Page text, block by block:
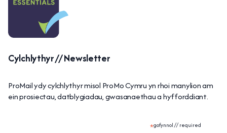
Cylchlythyr // Newsletter
ProMail ydy cylchlythyr misol ProMo Cymru yn rhoi manylion am
ein prosiectau, datblygiadau, gwasanaethau a hyfforddiant.
*gofynnol // required